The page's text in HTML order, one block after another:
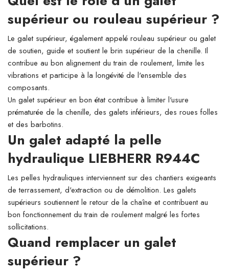
supérieur ou rouleau supérieur ?
Le galet supérieur, également appelé rouleau supérieur ou galet
de soutien, guide et soutient le brin supérieur de la chenille. Il
contribue au bon alignement du train de roulement, limite les
vibrations et participe à la longévité de l'ensemble des
composants.
Un galet supérieur en bon état contribue à limiter l'usure
prématurée de la chenille, des galets inférieurs, des roues folles
et des barbotins.
Un galet adapté la pelle
hydraulique LIEBHERR R944C
Les pelles hydrauliques interviennent sur des chantiers exigeants
de terrassement, d'extraction ou de démolition. Les galets
supérieurs soutiennent le retour de la chaîne et contribuent au
bon fonctionnement du train de roulement malgré les fortes
sollicitations.
Quand remplacer un galet
supérieur ?